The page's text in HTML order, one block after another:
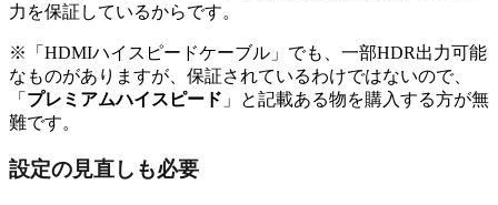
力を保証しているからです。
※「HDMIハイスピードケーブル」でも、一部HDR出力可能
なものがありますが、保証されているわけではないので、
「 プレミアムハイスピード 」と記載ある物を購入する方が無
難です。
設定の見直しも必要